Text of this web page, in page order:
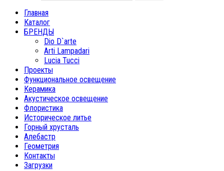
Главная
Каталог
БРЕНДЫ
Dio D`arte
Arti Lampadari
Lucia Tucci
Проекты
Функциональное освещение
Керамика
Акустическое освещение
Флористика
Историческое литье
Горный хрусталь
Алебастр
Геометрия
Контакты
Загрузки